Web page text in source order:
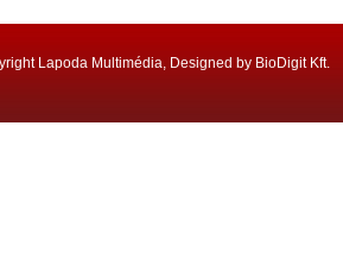
Lapoda Multimédia, Designed by BioDigit Kft.